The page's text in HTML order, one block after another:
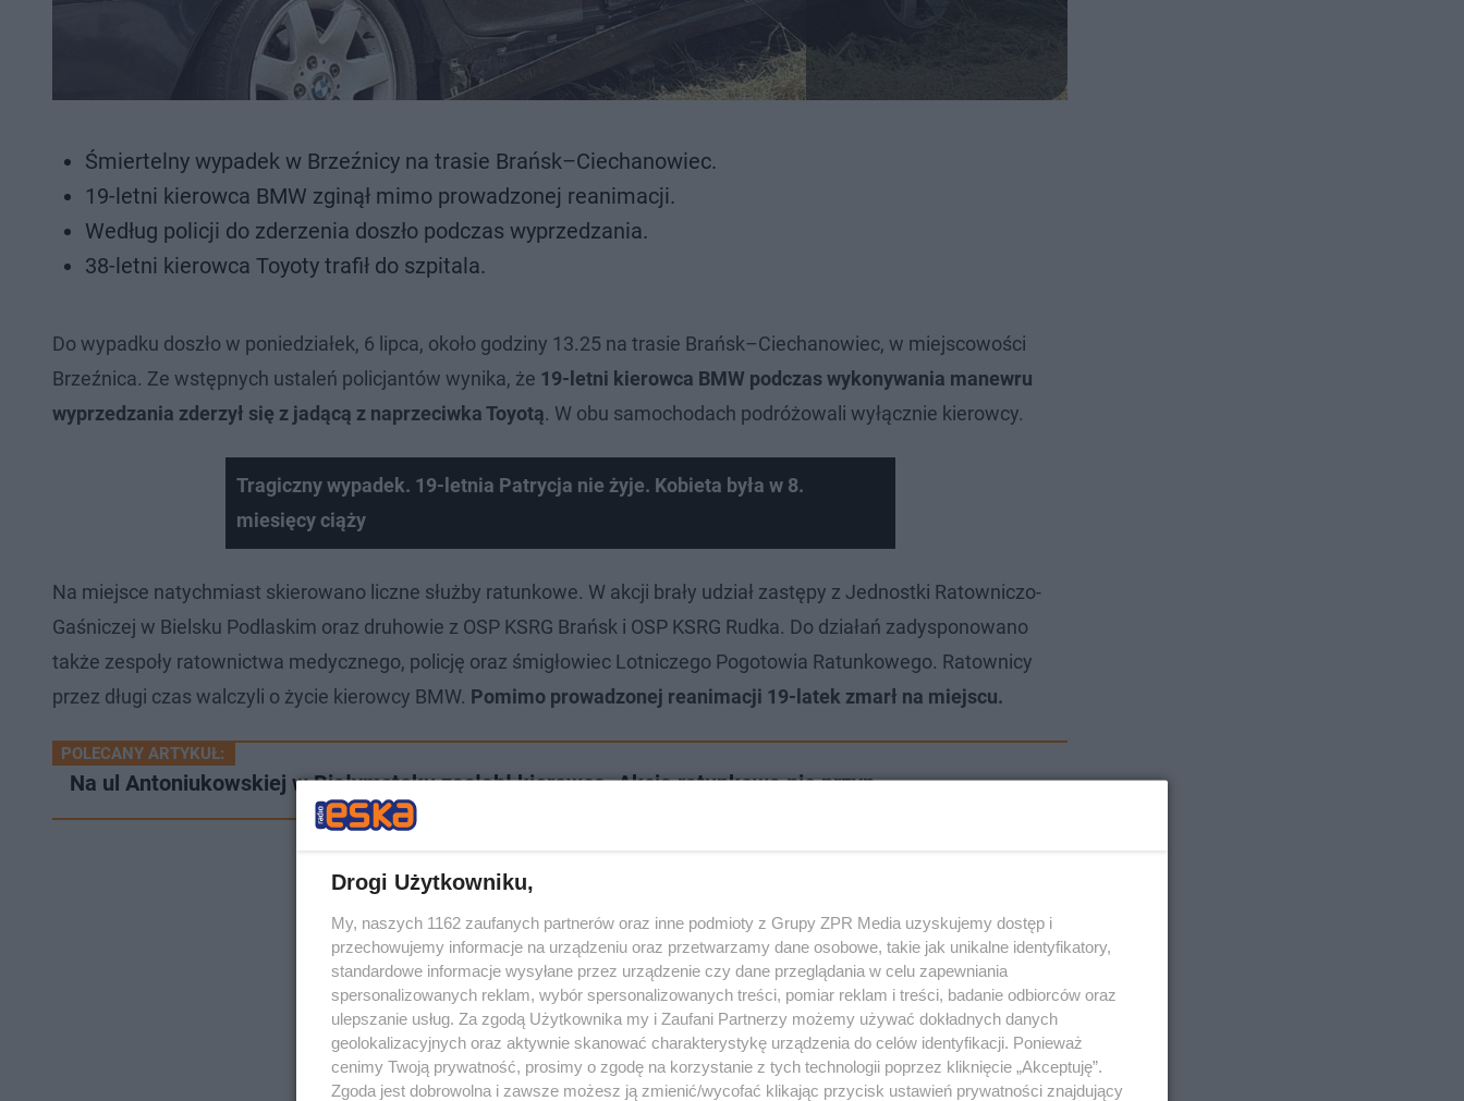
Śmiertelny wypadek w Brzeźnicy na trasie Brańsk–Ciechanowiec.
19-letni kierowca BMW zginął mimo prowadzonej reanimacji.
Według policji do zderzenia doszło podczas wyprzedzania.
38-letni kierowca Toyoty trafił do szpitala.
Do wypadku doszło w poniedziałek, 6 lipca, około godziny 13.25 na trasie Brańsk–Ciechanowiec, w miejscowości
Brzeźnica. Ze wstępnych ustaleń policjantów wynika, że 19-letni kierowca BMW podczas wykonywania manewru
wyprzedzania zderzył się z jadącą z naprzeciwka Toyotą. W obu samochodach podróżowali wyłącznie kierowcy.
Tragiczny wypadek. 19-letnia Patrycja nie żyje. Kobieta była w 8.
miesięcy ciąży
Na miejsce natychmiast skierowano liczne służby ratunkowe. W akcji brały udział zastępy z Jednostki Ratowniczo-
Gaśniczej w Bielsku Podlaskim oraz druhowie z OSP KSRG Brańsk i OSP KSRG Rudka. Do działań zadysponowano
także zespoły ratownictwa medycznego, policję oraz śmigłowiec Lotniczego Pogotowia Ratunkowego. Ratownicy
przez długi czas walczyli o życie kierowcy BMW. Pomimo prowadzonej reanimacji 19-latek zmarł na miejscu.
POLECANY ARTYKUŁ:
Na ul Antoniukowskiej w Białymstoku zasłabł kierowca. Akcja ratunkowa nie przyn…
Drogi Użytkowniku,
My, naszych 1162 zaufanych partnerów oraz inne podmioty z Grupy ZPR Media uzyskujemy dostęp i
przechowujemy informacje na urządzeniu oraz przetwarzamy dane osobowe, takie jak unikalne identyfikatory,
standardowe informacje wysyłane przez urządzenie czy dane przeglądania w celu zapewniania
spersonalizowanych reklam, wybór spersonalizowanych treści, pomiar reklam i treści, badanie odbiorców oraz
ulepszanie usług. Za zgodą Użytkownika my i Zaufani Partnerzy możemy używać dokładnych danych
geolokalizacyjnych oraz aktywnie skanować charakterystykę urządzenia do celów identyfikacji. Ponieważ
cenimy Twoją prywatność, prosimy o zgodę na korzystanie z tych technologii poprzez kliknięcie „Akceptuję”.
Zgoda jest dobrowolna i zawsze możesz ją zmienić/wycofać klikając przycisk ustawień prywatności znajdujący